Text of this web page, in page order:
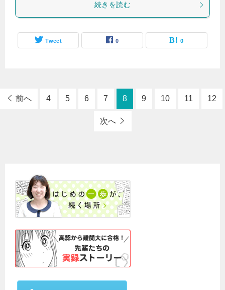
続きを読む
Tweet 0 0
前へ 4 5 6 7 8 9 10 11 12
次へ